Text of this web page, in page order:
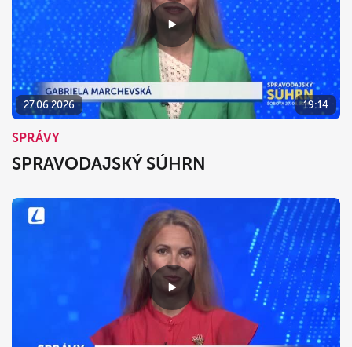
27.06.2026 19:14
SPRÁVY
SPRAVODAJSKÝ SÚHRN